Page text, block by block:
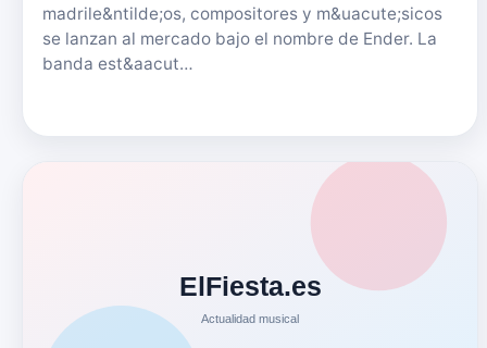
madrile&ntilde;os, compositores y m&uacute;sicos
se lanzan al mercado bajo el nombre de Ender. La
banda est&aacut…